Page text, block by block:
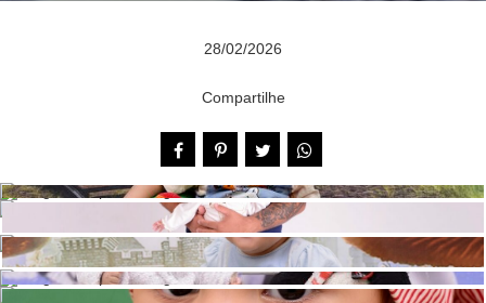
28/02/2026
Compartilhe